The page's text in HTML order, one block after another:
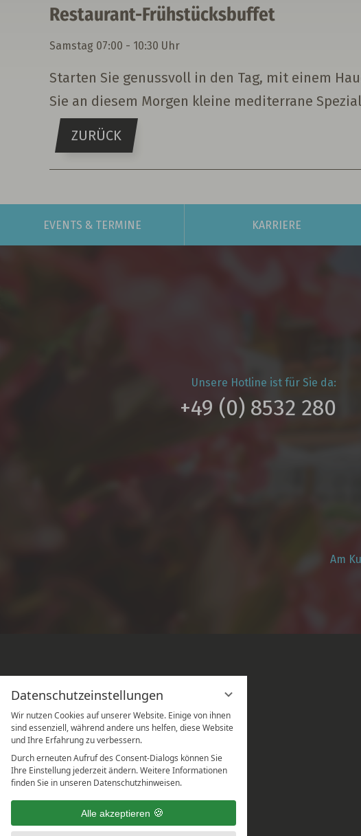
Datenschutzeinstellungen
Wir nutzen Cookies auf unserer Website. Einige von ihnen
sind essenziell, während andere uns helfen, diese Website
und Ihre Erfahrung zu verbessern.
Durch erneuten Aufruf des Consent-Dialogs können Sie
Ihre Einstellung jederzeit ändern. Weitere Informationen
finden Sie in unseren Datenschutzhinweisen.
Alle akzeptieren
Restaurant-Frühstücksbuffet
Samstag 07:00 - 10:30 Uhr
Starten Sie genussvoll in den Tag, mit einem
Sie an diesem Morgen kleine mediterrane
ZURÜCK
EVENTS & TERMINE KARRIERE
Unsere Hotline ist für Sie da:
+49 (0) 8532 280
Am